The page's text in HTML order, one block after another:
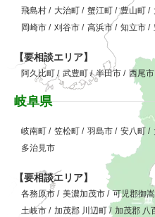
飛島村 / 大治町 / 蟹江町 / 豊山町 /
岡崎市 / 刈谷市 / 高浜市 / 知立市 /
【要相談エリア】
阿久比町 / 武豊町/ 半田市 / 西尾市
岐阜県
岐南町 / 笠松町 / 羽島市 / 安八町 /
多治見市
【要相談エリア】
各務原市 / 美濃加茂市 / 可児郡御
土岐市 / 加茂郡 川辺町/ 加茂郡 八